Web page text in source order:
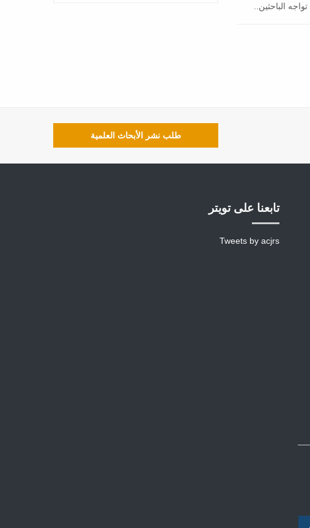
الباحثين..
طلب نشر الأبحاث العلمية
تابعنا على تويتر
Tweets by acjrs